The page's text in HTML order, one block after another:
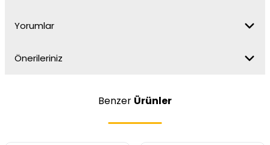
Yorumlar
Önerileriniz
Benzer Ürünler